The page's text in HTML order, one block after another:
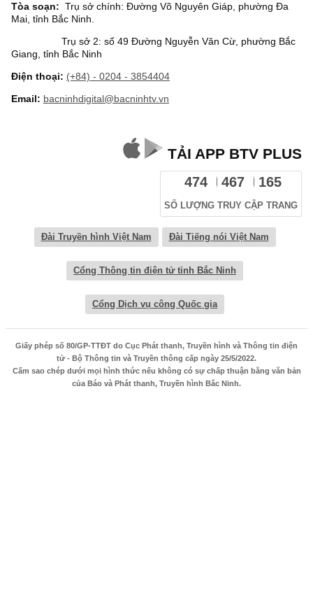
Tòa soạn: Trụ sở chính: Đường Võ Nguyên Giáp, phường Đa
Mai, tỉnh Bắc Ninh.
Trụ sở 2: số 49 Đường Nguyễn Văn Cừ, phường Bắc
Giang, tỉnh Bắc Ninh
Điện thoại: (+84) - 0204 - 3854404
Email: bacninhdigital@bacninhtv.vn
TẢI APP BTV PLUS
474 467 165
SỐ LƯỢNG TRUY CẬP TRANG
Đài Truyền hình Việt Nam Đài Tiếng nói Việt Nam
Cổng Thông tin điện tử tỉnh Bắc Ninh
Cổng Dịch vụ công Quốc gia
Giấy phép số 80/GP-TTĐT do Cục Phát thanh, Truyền hình và Thông tin điện
tử - Bộ Thông tin và Truyền thông cấp ngày 25/5/2022.
Cấm sao chép dưới mọi hình thức nếu không có sự chấp thuận bằng văn bản
của Báo và Phát thanh, Truyền hình Bắc Ninh.